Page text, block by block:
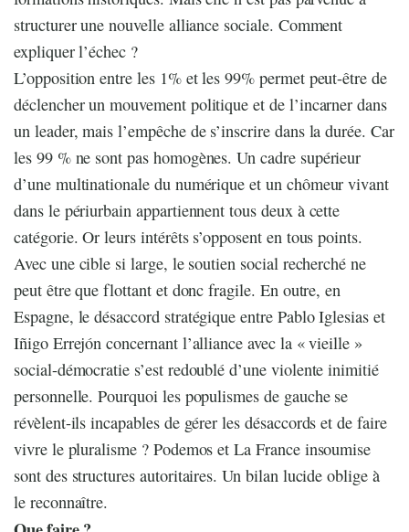
structurer une nouvelle alliance sociale. Comment
expliquer l’échec ?
L’opposition entre les 1% et les 99% permet peut-être de
déclencher un mouvement politique et de l’incarner dans
un leader, mais l’empêche de s’inscrire dans la durée. Car
les 99 % ne sont pas homogènes. Un cadre supérieur
d’une multinationale du numérique et un chômeur vivant
dans le périurbain appartiennent tous deux à cette
catégorie. Or leurs intérêts s’opposent en tous points.
Avec une cible si large, le soutien social recherché ne
peut être que flottant et donc fragile. En outre, en
Espagne, le désaccord stratégique entre Pablo Iglesias et
Iñigo Errejón concernant l’alliance avec la « vieille »
social-démocratie s’est redoublé d’une violente inimitié
personnelle. Pourquoi les populismes de gauche se
révèlent-ils incapables de gérer les désaccords et de faire
vivre le pluralisme ? Podemos et La France insoumise
sont des structures autoritaires. Un bilan lucide oblige à
le reconnaître.